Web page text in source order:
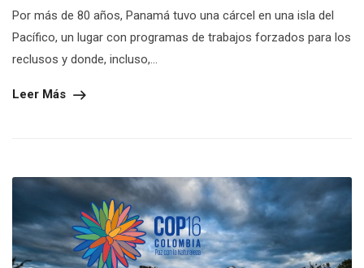
Por más de 80 años, Panamá tuvo una cárcel en una isla del
Pacífico, un lugar con programas de trabajos forzados para los
reclusos y donde, incluso,...
Leer Más